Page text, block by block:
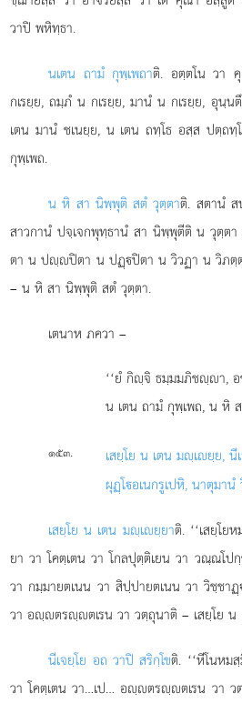
วาปิ พหิทฺธา.
นเตน ถามํ กุพฺเพถาติ. อตฺตโน วา
กเรยฺย, ถมฺภํ น กเรยฺย, มานํ น กเรยฺย, อุนฺ
เตน มานํ ชเนยฺย, น เตน ถทฺโธ อสฺส ปตฺถ
กุพฺเพถ.
น หิ สา นิพฺพุติ สตํ วุตฺตาติ. สตานํ
สาวกานํ ปจฺเจกพุทฺธานํ สา นิพฺพุตีติ น วุตฺต
ตา น ปฺปิตา น ปฏฺปิตา น วิวฏา น วิภ
– น หิ สา นิพฺพุติ สตํ วุตฺตา.
เตนาห ภควา –
‘‘ยํ กิฺจิ ธมฺมมภิชฺา,
น เตน ถามํ กุพฺเพถ, น หิ
๑๕๓.
เสยฺโย น เตน มฺเยฺย, นี
ผุฏฺโอเนกรูเปหิ, นาตุมา
เสยฺโย น เตน มฺเยฺยาติ. ‘‘เสยฺโ
ยา วา โคตฺเตน วา โกลปุตฺติเยน วา วณฺณโป
วา กมฺมายตเนน วา สิปฺปายตเนน วา วิชฺชา
วา อฺตรฺตเรน วา วตฺถุนาติ – เสยฺโย น
นีเจยฺโย อถ วาปิ สริกฺโขติ. ‘‘หีโนหม
วา โคตฺเตน วา…เป… อฺตรฺตเรน วา ว